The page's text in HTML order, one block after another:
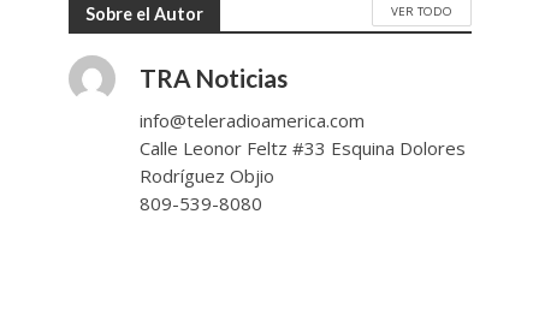
Sobre el Autor VER TODO
TRA Noticias
info@teleradioamerica.com
Calle Leonor Feltz #33 Esquina Dolores
Rodríguez Objio
809-539-8080